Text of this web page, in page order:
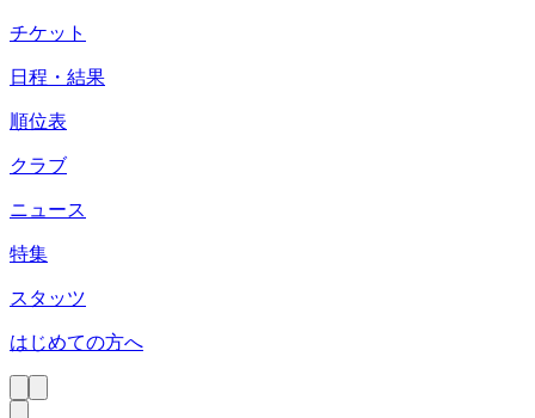
チケット
日程・結果
順位表
クラブ
ニュース
特集
スタッツ
はじめての方へ